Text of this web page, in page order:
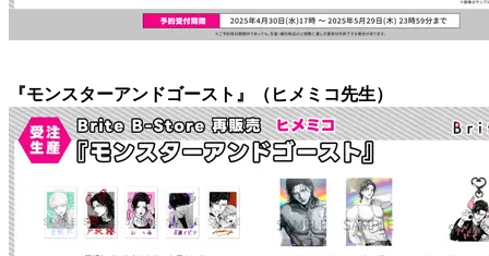
『モンスターアンドゴースト』（ヒメミコ先生）